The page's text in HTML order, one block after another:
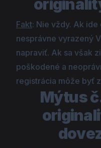
Fakt: Nie vždy. Ak
nesprávne vyrazený
napraviť. Ak sa však
poškodené a
registrácia môže byť
Mýtus